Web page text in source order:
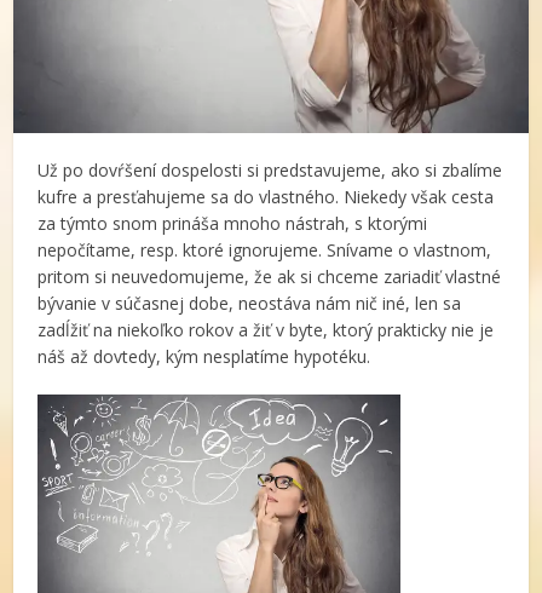
Už po dovŕšení dospelosti si predstavujeme, ako si zbalíme
kufre a presťahujeme sa do vlastného. Niekedy však cesta
za týmto snom prináša mnoho nástrah, s ktorými
nepočítame, resp. ktoré ignorujeme. Snívame o vlastnom,
pritom si neuvedomujeme, že ak si chceme zariadiť vlastné
bývanie v súčasnej dobe, neostáva nám nič iné, len sa
zadĺžiť na niekoľko rokov a žiť v byte, ktorý prakticky nie je
náš až dovtedy, kým nesplatíme hypotéku.